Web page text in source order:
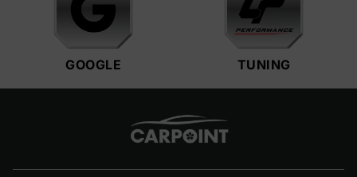
GOOGLE TUNING